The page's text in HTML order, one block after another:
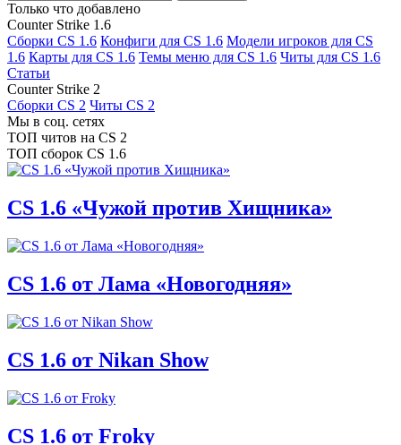
Только что добавлено
Counter Strike 1.6
Сборки CS 1.6 Конфиги для CS 1.6 Модели игроков для CS
1.6 Карты для CS 1.6 Темы меню для CS 1.6 Читы для CS 1.6
Статьи
Counter Strike 2
Сборки CS 2 Читы CS 2
Мы в соц. сетях
ТОП читов на CS 2
ТОП сборок CS 1.6
CS 1.6 «Чужой против Хищника»
CS 1.6 от Лама «Новогодняя»
CS 1.6 от Nikan Show
CS 1.6 от Froky